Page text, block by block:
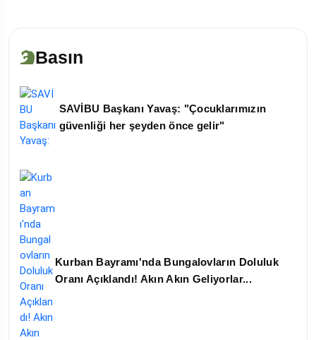
Basın
SAVİBU Başkanı Yavaş: "Çocuklarımızın
güvenliği her şeyden önce gelir"
Kurban Bayramı'nda Bungalovların Doluluk
Oranı Açıklandı! Akın Akın Geliyorlar...